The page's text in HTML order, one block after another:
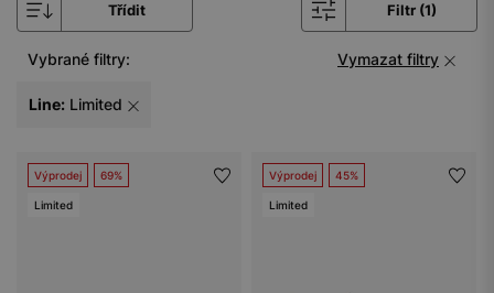
Třídit Filtr (1)
Vybrané filtry: Vymazat filtry
Line: Limited
Výprodej 69%
Limited
Výprodej 45%
Limited